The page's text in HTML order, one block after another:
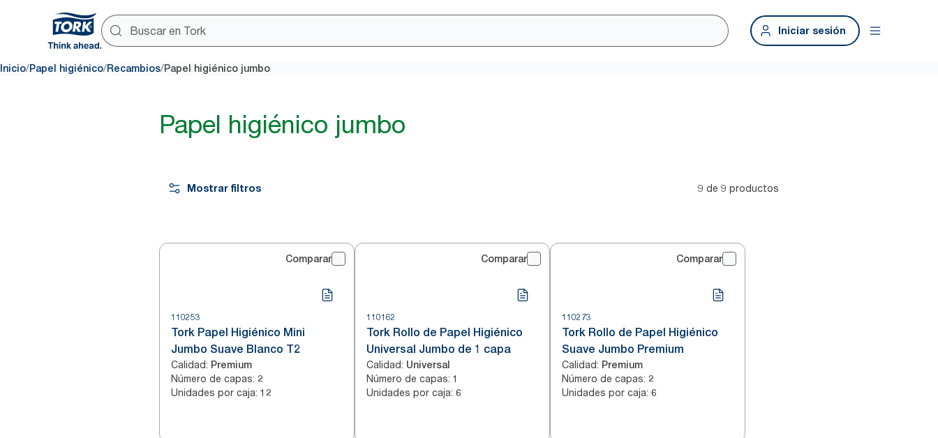
Iniciar sesión
Inicio/Papel higiénico/Recambios/Papel higiénico jumbo
Papel higiénico jumbo
Mostrar filtros 9 de 9 productos
Comparar
110253
Tork Papel Higiénico Mini
Jumbo Suave Blanco T2
Calidad: Premium
Número de capas: 2
Unidades por caja: 12
Comparar
110162
Tork Rollo de Papel Higiénico
Universal Jumbo de 1 capa
Calidad: Universal
Número de capas: 1
Unidades por caja: 6
Comparar
110273
Tork Rollo de Papel Higiénico
Suave Jumbo Premium
Calidad: Premium
Número de capas: 2
Unidades por caja: 6